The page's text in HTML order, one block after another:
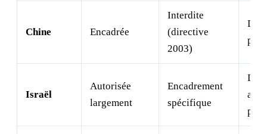
Chine Encadrée
Interdite
(directive
2003)
par
Israël
Autorisée
largement
Encadrement
spécifique